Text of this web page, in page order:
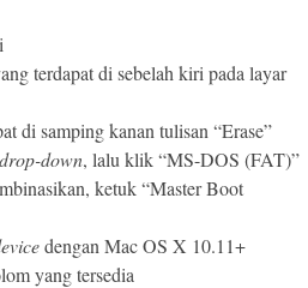
terdapat di sebelah kiri pada layar
di samping kanan tulisan “Erase”
drop-down, lalu klik “MS-DOS (FAT)”
ketuk “Master Boot
dengan Mac OS X 10.11+
yang tersedia